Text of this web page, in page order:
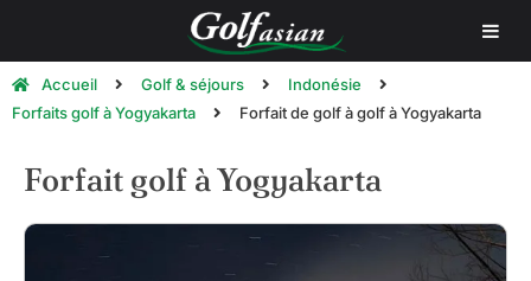
Accueil Golf & séjours
Indonésie
Forfaits golf à Yogyakarta
Forfait de golf à golf à Yogyakarta
Forfait golf à Yogyakarta